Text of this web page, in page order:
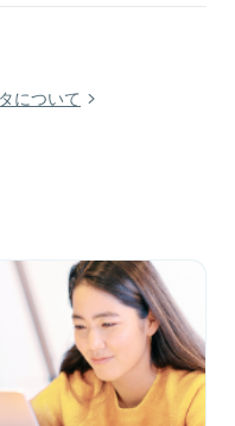
について